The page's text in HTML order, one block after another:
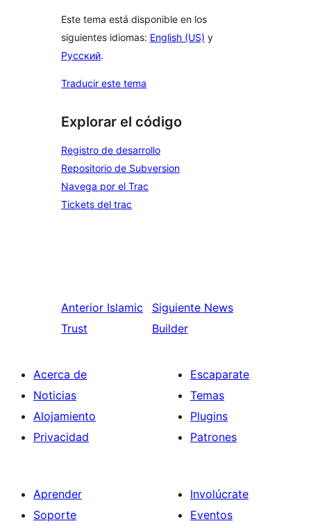
Este tema está disponible en los
siguientes idiomas: English (US) y
Русский.
Traducir este tema
Explorar el código
Registro de desarrollo
Repositorio de Subversion
Navega por el Trac
Tickets del trac
Anterior Islamic
Trust
Siguiente News
Builder
Acerca de
Noticias
Alojamiento
Privacidad
Escaparate
Temas
Plugins
Patrones
Aprender
Soporte
Involúcrate
Eventos